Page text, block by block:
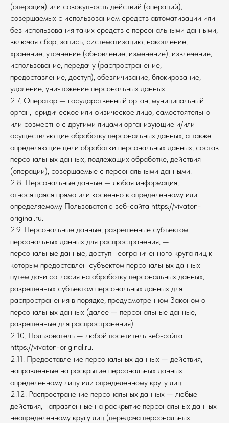
(операция) или совокупность действий (операций),
совершаемых с использованием средств автоматизации или
без использования таких средств с персональными данными,
включая сбор, запись, систематизацию, накопление,
хранение, уточнение (обновление, изменение), извлечение,
использование, передачу (распространение,
предоставление, доступ), обезличивание, блокирование,
удаление, уничтожение персональных данных.
2.7. Оператор — государственный орган, муниципальный
орган, юридическое или физическое лицо, самостоятельно
или совместно с другими лицами организующие и/или
осуществляющие обработку персональных данных, а также
определяющие цели обработки персональных данных, состав
персональных данных, подлежащих обработке, действия
(операции), совершаемые с персональными данными.
2.8. Персональные данные — любая информация,
относящаяся прямо или косвенно к определенному или
определяемому Пользователю веб-сайта https://vivaton-
original.ru.
2.9. Персональные данные, разрешенные субъектом
персональных данных для распространения, —
персональные данные, доступ неограниченного круга лиц к
которым предоставлен субъектом персональных данных
путем дачи согласия на обработку персональных данных,
разрешенных субъектом персональных данных для
распространения в порядке, предусмотренном Законом о
персональных данных (далее — персональные данные,
разрешенные для распространения).
2.10. Пользователь — любой посетитель веб-сайта
https://vivaton-original.ru.
2.11. Предоставление персональных данных — действия,
направленные на раскрытие персональных данных
определенному лицу или определенному кругу лиц.
2.12. Распространение персональных данных — любые
действия, направленные на раскрытие персональных данных
неопределенному кругу лиц (передача персональных